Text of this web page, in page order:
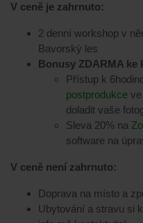
V ceně je zahrnuto:
2 denní workshop v
Bavorský les
Bonusy ZDARMA ke
Přístup k
postprodukce
doladit vaše
Sleva 20% na
software na
V ceně není zahrnuto:
Doprava na místo a
Ubytování a stravu si